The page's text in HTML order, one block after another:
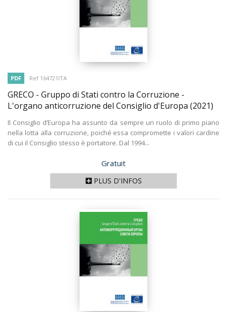
PDF Ref 164721ITA
GRECO - Gruppo di Stati contro la Corruzione -
L'organo anticorruzione del Consiglio d'Europa (2021)
Il Consiglio d’Europa ha assunto da sempre un ruolo di primo piano
nella lotta alla corruzione, poiché essa compromette i valori cardine
di cui il Consiglio stesso è portatore. Dal 1994...
Prix
Gratuit
PLUS D'INFOS